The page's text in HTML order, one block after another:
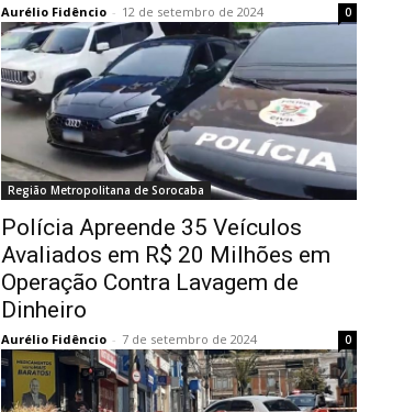
Aurélio Fidêncio - 12 de setembro de 2024 0
Região Metropolitana de Sorocaba
Polícia Apreende 35 Veículos
Avaliados em R$ 20 Milhões em
Operação Contra Lavagem de
Dinheiro
Aurélio Fidêncio - 7 de setembro de 2024 0